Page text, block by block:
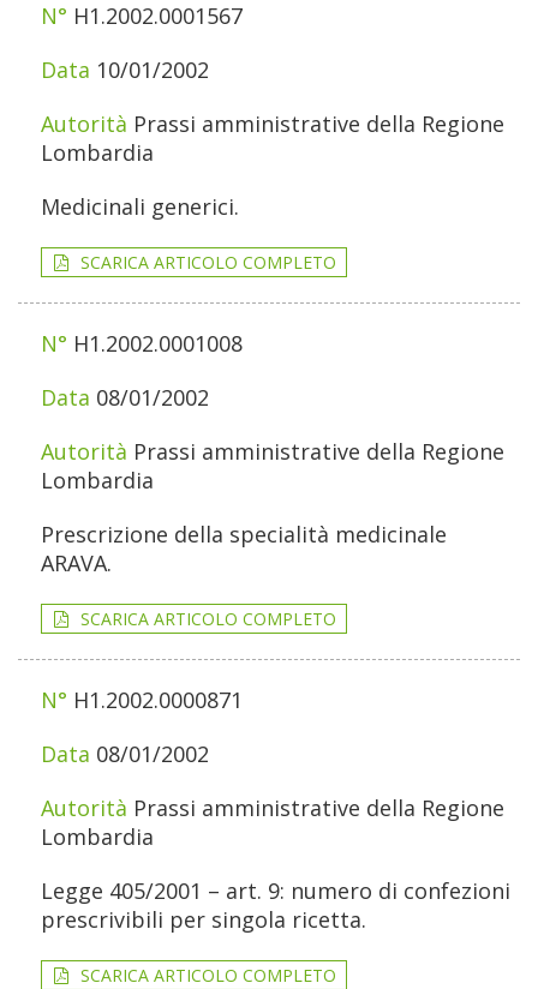
H1.2002.0001567
10/01/2002
Prassi amministrative della Regione
Lombardia
Medicinali generici.
SCARICA ARTICOLO COMPLETO
H1.2002.0001008
08/01/2002
Prassi amministrative della Regione
Lombardia
Prescrizione della specialità medicinale
ARAVA.
SCARICA ARTICOLO COMPLETO
H1.2002.0000871
08/01/2002
Prassi amministrative della Regione
Lombardia
Legge 405/2001 – art. 9: numero di confezioni
prescrivibili per singola ricetta.
SCARICA ARTICOLO COMPLETO